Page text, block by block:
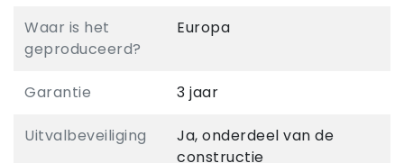
Waar is het
geproduceerd?
Europa
Garantie 3 jaar
Uitvalbeveiliging
Ja, onderdeel van de
constructie